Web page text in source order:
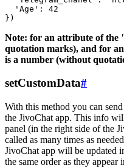
  'Age': 42
Note: for an attribute of the
quotation marks), and for
is a number (without
setCustomData#
With this method you can
the JivoChat app. This info
panel (in the right side of the
called as many times as
JivoChat app will be updated
the same order as they appear